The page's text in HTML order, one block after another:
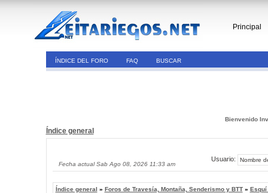
Principal
ÍNDICE DEL FORO FAQ BUSCAR
Bienvenido
Índice general
Fecha actual Sab Ago 08, 2026 11:33 am
Usuario:
Índice general » Foros de Travesía, Montaña, Senderismo y BTT» Esquí